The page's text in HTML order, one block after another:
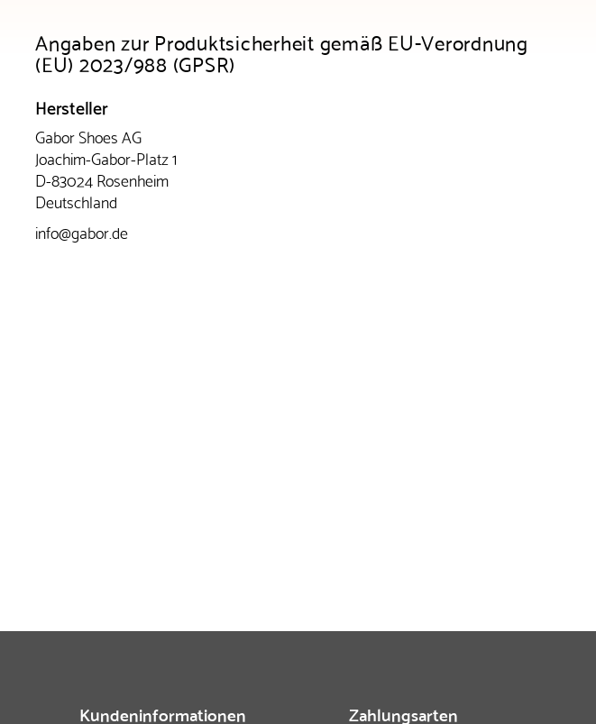
Angaben zur Produktsicherheit gemäß EU-Verordnung
(EU) 2023/988 (GPSR)
Hersteller
Gabor Shoes AG
Joachim-Gabor-Platz 1
D-83024 Rosenheim
Deutschland
info@gabor.de
Kundeninformationen Zahlungsarten